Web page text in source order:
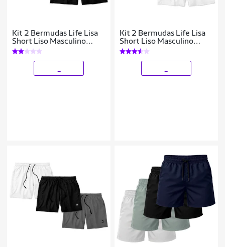
Kit 2 Bermudas Life Lisa
Short Liso Masculino
Básico Mauricinho Tactel
- Preto
Kit 2 Bermudas Life Lisa
Short Liso Masculino
Básico Mauricinho Tactel
- Preto+Branco